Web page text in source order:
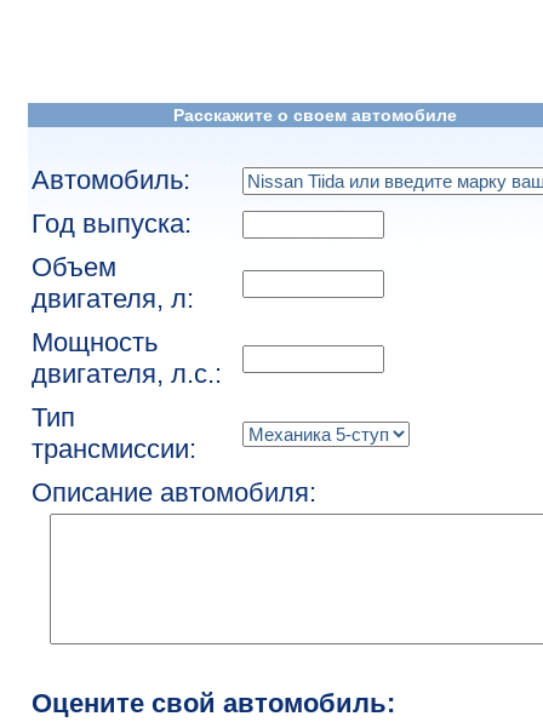
Расскажите о своем автомобиле
Автомобиль:
Год выпуска:
Объем
двигателя, л:
Мощность
двигателя, л.с.:
Тип
трансмиссии:
Описание автомобиля:
Оцените свой автомобиль: